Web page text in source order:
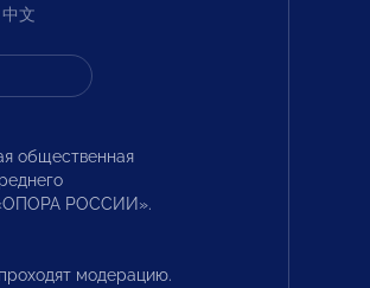
中文
общественная
«ОПОРА РОССИИ».
модерацию.